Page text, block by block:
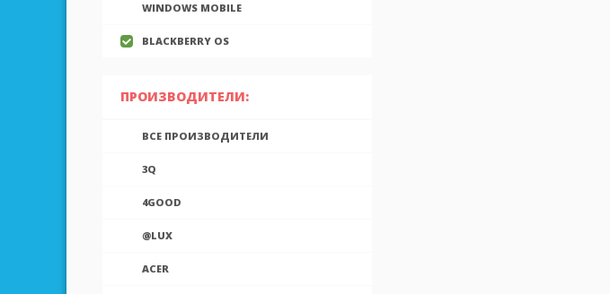
WINDOWS MOBILE
BLACKBERRY OS
ПРОИЗВОДИТЕЛИ:
ВСЕ ПРОИЗВОДИТЕЛИ
3Q
4GOOD
@LUX
ACER